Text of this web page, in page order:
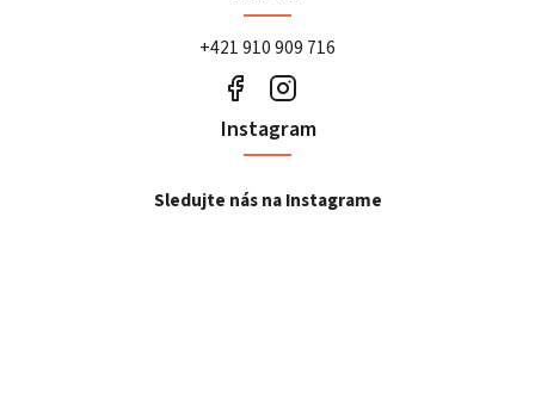
+421 910 909 716
Instagram
Sledujte nás na Instagrame